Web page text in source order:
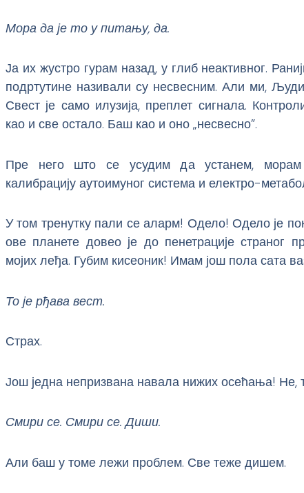
Мора да је то у питању, да.
Ја их жустро гурам назад, у глиб неактивног.
подртутине називали су несвесним. Али ми,
Свест је само илузија, преплет сигнала.
као и све остало. Баш као и оно „несвесно”.
Пре него што се усудим да устанем, морам
калибрацију аутоимуног система и електро-
У том тренутку пали се аларм! Одело! Одело је
ове планете довео је до пенетрације страног
мојих леђа. Губим кисеоник! Имам још пола сата
То је рђава вест.
Страх.
Још једна непризвана навала нижих осећања! Не,
Смири се. Смири се. Диши.
Али баш у томе лежи проблем. Све теже дишем.